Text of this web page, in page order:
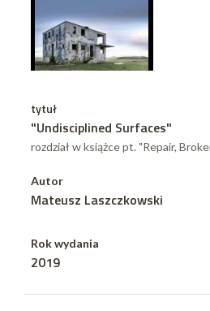
tytuł
"Undisciplined Surfaces"
rozdział w książce pt. "Repair,
Autor
Mateusz Laszczkowski
Rok wydania
2019